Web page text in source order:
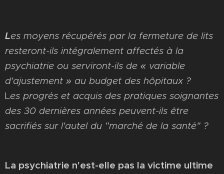
Les moyens récupérés par la fermeture de lits
resteront-ils intégralement affectés à la
psychiatrie ou serviront-ils de « variable
d'ajustement » au budget des hôpitaux ?
Les progrès et acquis des pratiques soignantes
des 30 dernières années peuvent-ils être
sacrifiés sur l'autel du "marché de la santé" ?
La psychiatrie n'est-elle pas la victime ultime